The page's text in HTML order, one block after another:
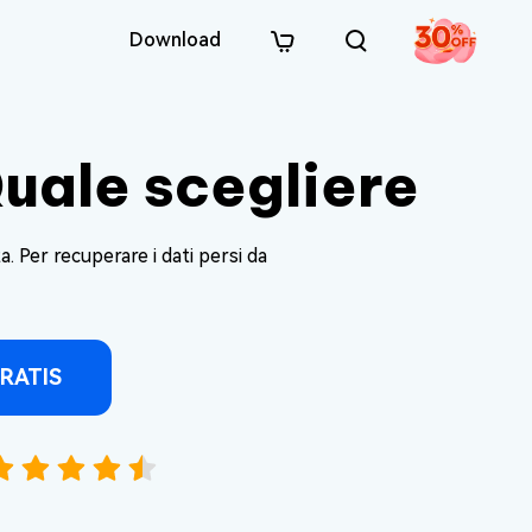
Download
scegliere
Per recuperare i dati persi da